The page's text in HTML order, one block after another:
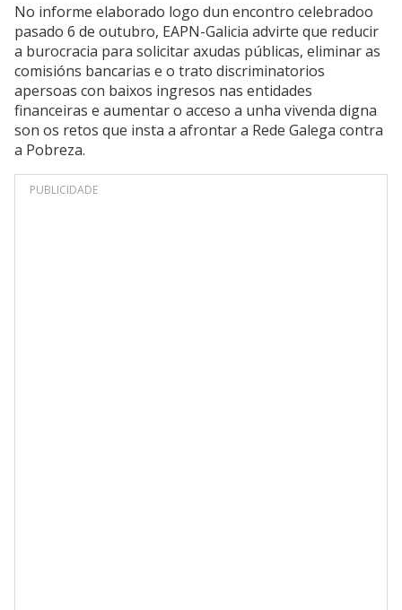
No informe elaborado logo dun encontro celebradoo
pasado 6 de outubro, EAPN-Galicia advirte que reducir
a burocracia para solicitar axudas públicas, eliminar as
comisións bancarias e o trato discriminatorios
apersoas con baixos ingresos nas entidades
financeiras e aumentar o acceso a unha vivenda digna
son os retos que insta a afrontar a Rede Galega contra
a Pobreza.
PUBLICIDADE